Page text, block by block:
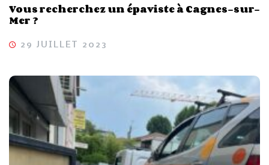
Vous recherchez un épaviste à Cagnes-sur-
Mer ?
29 JUILLET 2023